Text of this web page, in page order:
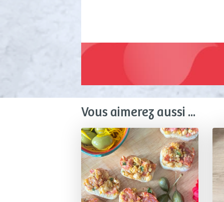
Vous aimerez aussi ...